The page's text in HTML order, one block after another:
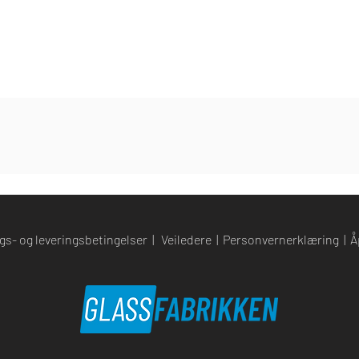
og leveringsbetingelser | Veiledere | Personvernerklæring |